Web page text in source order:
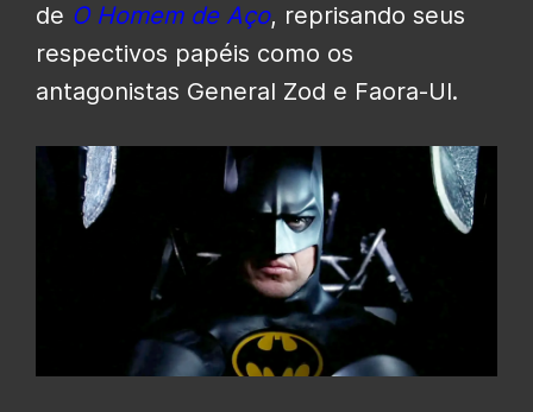
de O Homem de Aço, reprisando seus
respectivos papéis como os
antagonistas General Zod e Faora-Ul.